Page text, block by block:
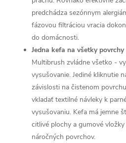
predchádza sezónnym
fázovou filtráciou vracia
do domácnosti.
Jedna kefa na všetky povrchy
Multibrush zvládne všetko -
vysušovanie. Jediné kliknutie
závislosti na čistenom
vkladať textilné návleky k
vysušovaniu. Kefa má jemne
citlivé plochy a gumové
náročných povrchov.